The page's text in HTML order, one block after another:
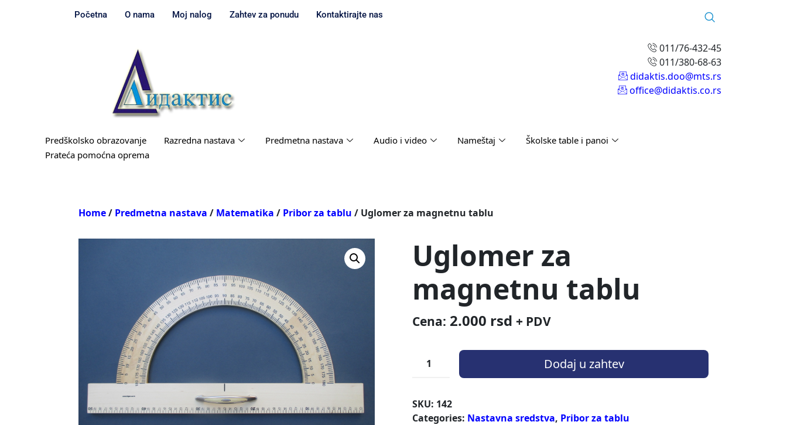
Početna O nama Moj nalog Zahtev za ponudu Kontaktirajte nas
011/76-432-45
011/380-68-63
didaktis.doo@mts.rs
office@didaktis.co.rs
Predškolsko obrazovanje Razredna nastava Predmetna nastava Audio i video Nameštaj
Školske table i panoi
Prateća pomoćna oprema
Home/ Predmetna nastava / Matematika / Pribor za tablu / Uglomer za magnetnu tablu
Uglomer za
magnetnu tablu
Cena: 2.000 rsd + PDV
Dodaj u zahtev
SKU: 142
Categories: Nastavna sredstva, Pribor za tablu